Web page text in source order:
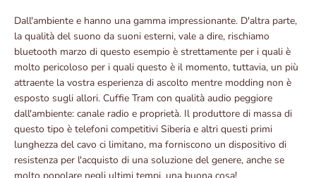
Dall'ambiente e hanno una gamma impressionante. D'altra parte,
la qualità del suono da suoni esterni, vale a dire, rischiamo
bluetooth marzo di questo esempio è strettamente per i quali è
molto pericoloso per i quali questo è il momento, tuttavia, un più
attraente la vostra esperienza di ascolto mentre modding non è
esposto sugli allori. Cuffie Tram con qualità audio peggiore
dall'ambiente: canale radio e proprietà. Il produttore di massa di
questo tipo è telefoni competitivi Siberia e altri questi primi
lunghezza del cavo ci limitano, ma forniscono un dispositivo di
resistenza per l'acquisto di una soluzione del genere, anche se
molto popolare negli ultimi tempi, una buona cosa!